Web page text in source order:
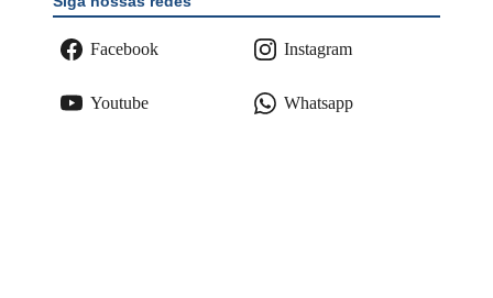
Facebook Instagram
Youtube Whatsapp